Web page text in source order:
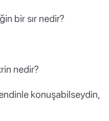
bir sır nedir?
nedir?
konuşabilseydin,